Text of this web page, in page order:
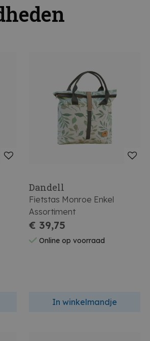
Dandell
Fietstas Monroe Enkel
Assortiment
€ 39,75
Online op voorraad
In winkelmandje